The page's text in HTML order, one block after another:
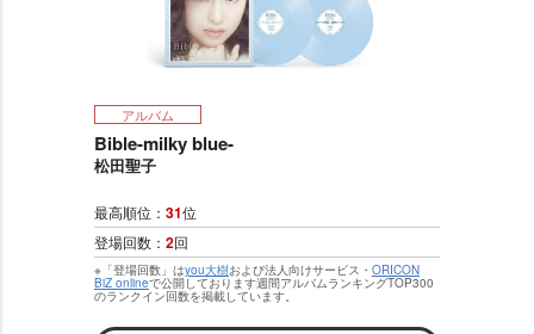
アルバム
Bible-milky blue-
松田聖子
最高順位： 31位
登場回数： 2回
※「登場回数」はyou大樹および法人向けサービス・ ORICON
BiZ onlineで公開しております週間アルバムランキングTOP300
のランクイン回数を掲載しています。